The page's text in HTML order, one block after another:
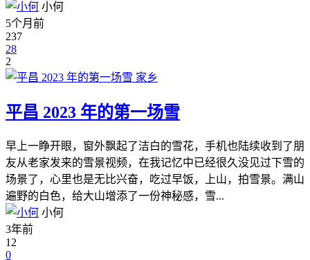
小何
5个月前
237
28
2
家乡
平昌 2023 年的第一场雪
早上一睁开眼，窗外飘起了洁白的雪花，手机也陆续收到了朋
友从老家发来的雪景视频，在我记忆中已经很久没见过下雪的
场景了，心里也是无比兴奋，吃过早饭，上山，拍雪景。满山
遍野的白色，给大山增添了一份神秘感，雪...
小何
3年前
12
0